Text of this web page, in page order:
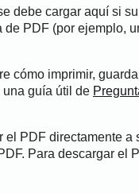
debe cargar aquí si
PDF (por ejemplo,
cómo imprimir,
guía útil de
el PDF directamente a
Para descargar el